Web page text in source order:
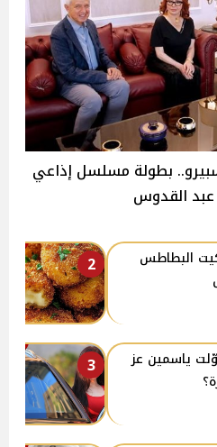
بطولة مسلسل إذاعي
عبد القدوس
2
البطاطس
3
ياسمين عز